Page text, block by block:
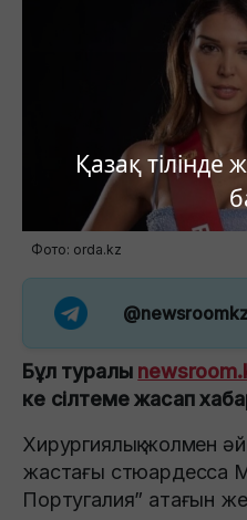
Қазақ
Фото: orda.kz
Бұл туралы
ке сілтеме жасап
Хирургиялық жолмен
жастағы стюардесса
Португалия” атағын